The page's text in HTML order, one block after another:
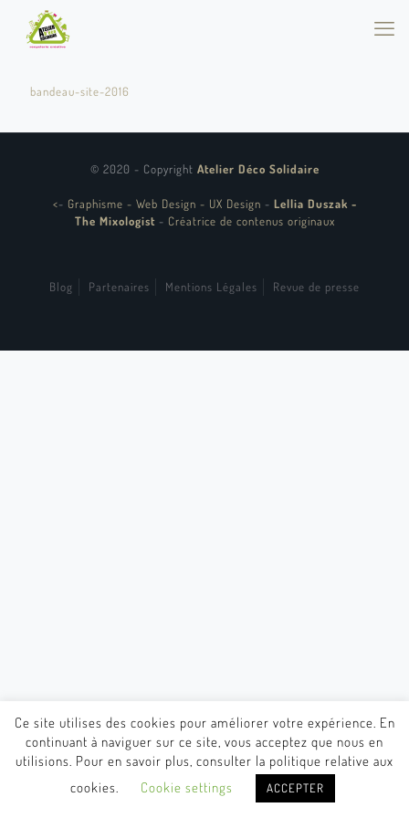
bandeau-site-2016
© 2020 - Copyright Atelier Déco Solidaire
<- Graphisme - Web Design - UX Design - Lellia Duszak -
The Mixologist - Créatrice de contenus originaux
Blog Partenaires Mentions Légales Revue de presse
Ce site utilises des cookies pour améliorer votre expérience. En
continuant à naviguer sur ce site, vous acceptez que nous en
utilisions. Pour en savoir plus, consulter la politique relative aux
cookies.
Cookie settings ACCEPTER